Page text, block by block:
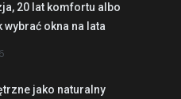
20 lat komfortu albo
wybrać okna na lata
jako naturalny